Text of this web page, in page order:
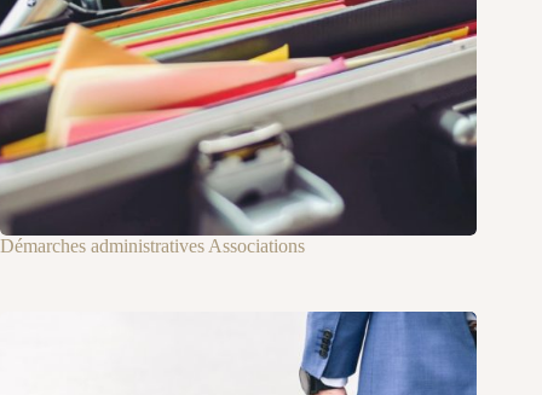
Démarches administratives Associations